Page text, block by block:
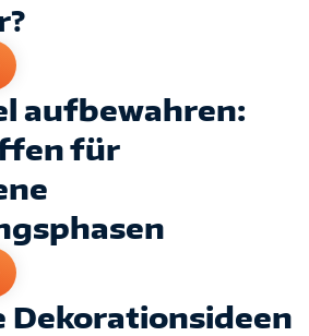
aufbewahren:
für
Dekorationsideen